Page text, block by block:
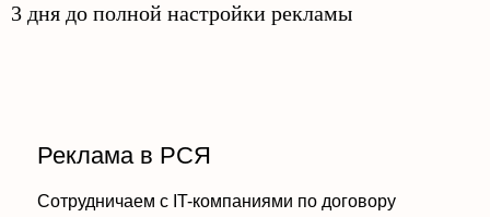
3 дня до полной настройки рекламы
Реклама в РСЯ
Сотрудничаем с IT-компаниями по договору